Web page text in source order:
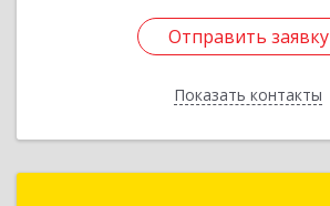
Отправить заявку
Показать контакты
Отправить заявку
Назад